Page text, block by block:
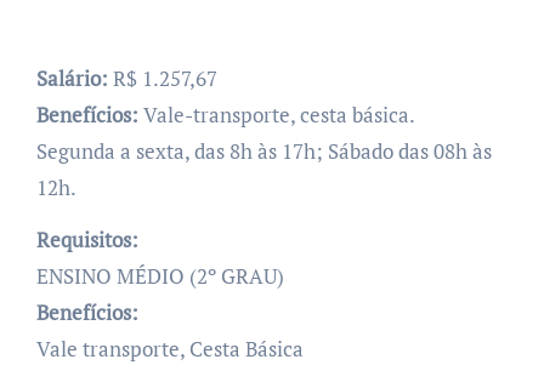
Salário: R$ 1.257,67
Benefícios: Vale-transporte, cesta básica.
Segunda a sexta, das 8h às 17h; Sábado das 08h às
12h.
Requisitos:
ENSINO MÉDIO (2º GRAU)
Benefícios:
Vale transporte, Cesta Básica